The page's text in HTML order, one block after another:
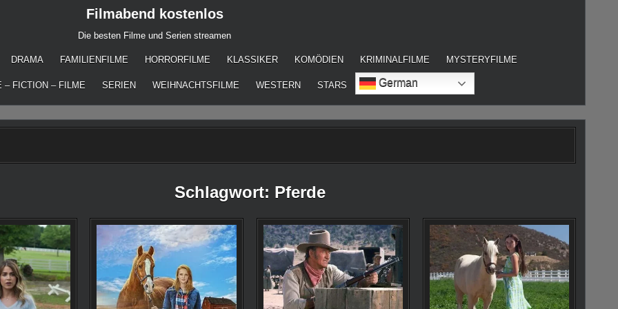
Filmabend kostenlos
Die besten Filme und Serien streamen
DRAMA FAMILIENFILME HORRORFILME KLASSIKER KOMÖDIEN KRIMINALFILME MYSTERYFILME
– FICTION – FILME SERIEN WEIHNACHTSFILME WESTERN STARS German
Schlagwort: Pferde